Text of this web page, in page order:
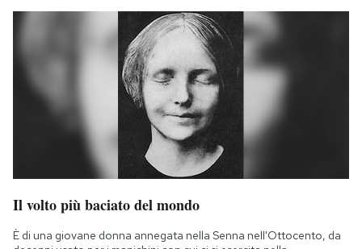
Il volto più baciato del mondo
È di una giovane donna annegata nella Senna nell'Ottocento, da